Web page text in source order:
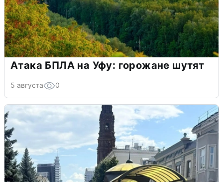
Атака БПЛА на Уфу: горожане шутят
5 августа 0